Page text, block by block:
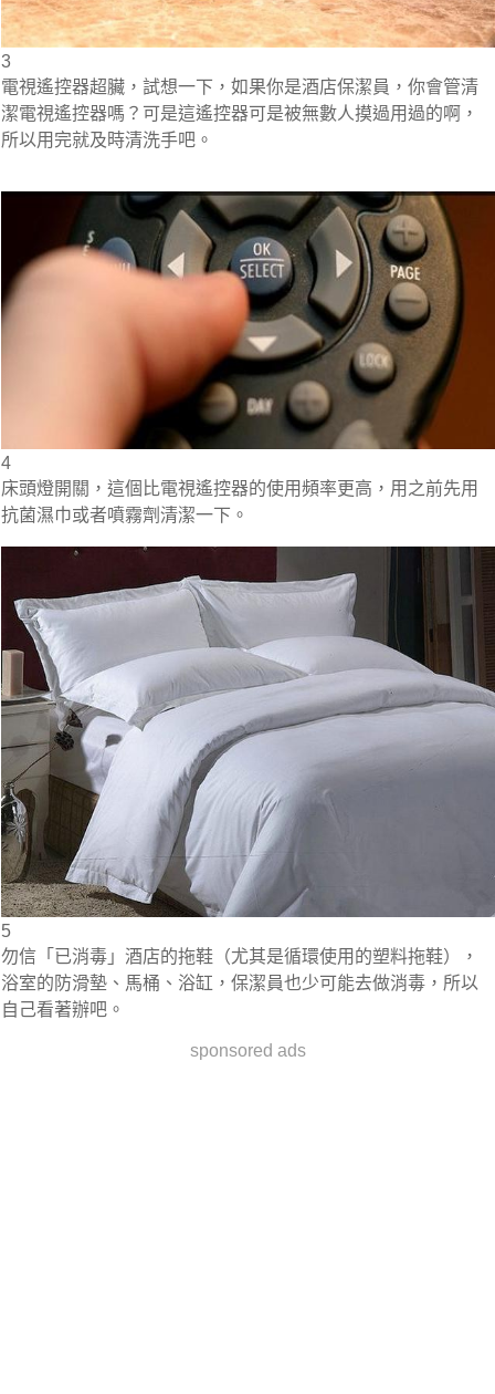
3
電視遙控器超臟，試想一下，如果你是酒店保潔員，你會管清
潔電視遙控器嗎？可是這遙控器可是被無數人摸過用過的啊，
所以用完就及時清洗手吧。
4
床頭燈開關，這個比電視遙控器的使用頻率更高，用之前先用
抗菌濕巾或者噴霧劑清潔一下。
5
勿信「已消毒」酒店的拖鞋（尤其是循環使用的塑料拖鞋），
浴室的防滑墊、馬桶、浴缸，保潔員也少可能去做消毒，所以
自己看著辦吧。
sponsored ads